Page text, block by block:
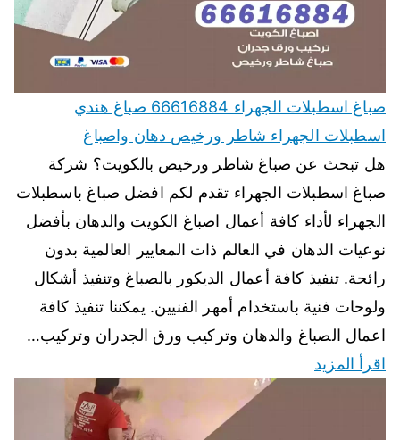
صباغ اسطبلات الجهراء 66616884 صباغ هندي
اسطبلات الجهراء شاطر ورخيص دهان واصباغ
هل تبحث عن صباغ شاطر ورخيص بالكويت؟ شركة
صباغ اسطبلات الجهراء تقدم لكم افضل صباغ باسطبلات
الجهراء لأداء كافة أعمال اصباغ الكويت والدهان بأفضل
نوعيات الدهان في العالم ذات المعايير العالمية بدون
رائحة. تنفيذ كافة أعمال الديكور بالصباغ وتنفيذ أشكال
ولوحات فنية باستخدام أمهر الفنيين. يمكننا تنفيذ كافة
اعمال الصباغ والدهان وتركيب ورق الجدران وتركيب…
اقرأ المزيد